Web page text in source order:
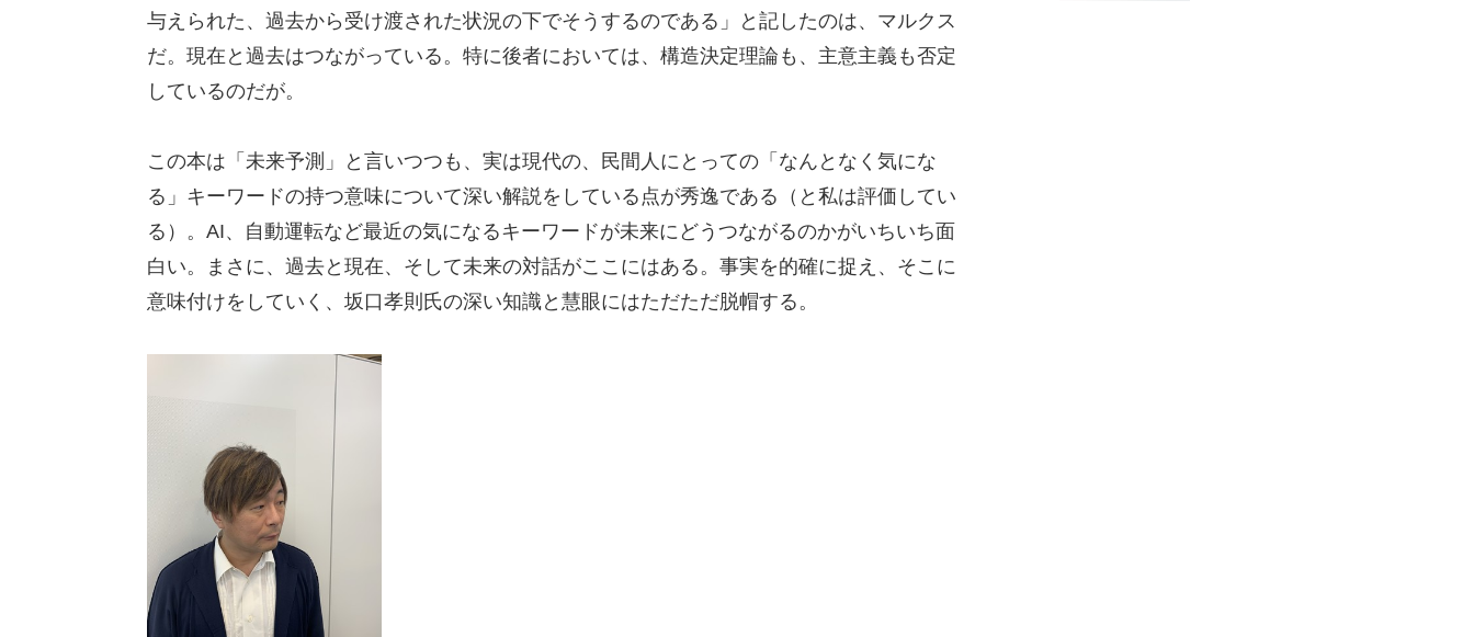
与えられた、過去から受け渡された状況の下でそうするのである」と記したのは、マルクス
だ。現在と過去はつながっている。特に後者においては、構造決定理論も、主意主義も否定
しているのだが。
この本は「未来予測」と言いつつも、実は現代の、民間人にとっての「なんとなく気にな
る」キーワードの持つ意味について深い解説をしている点が秀逸である（と私は評価してい
る）。AI、自動運転など最近の気になるキーワードが未来にどうつながるのかがいちいち面
白い。まさに、過去と現在、そして未来の対話がここにはある。事実を的確に捉え、そこに
意味付けをしていく、坂口孝則氏の深い知識と慧眼にはただただ脱帽する。